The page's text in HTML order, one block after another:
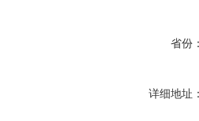
省份
详细地址